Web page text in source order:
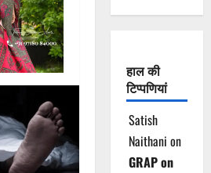
हाल की
टिप्पणियां
Satish
Naithani on
GRAP on